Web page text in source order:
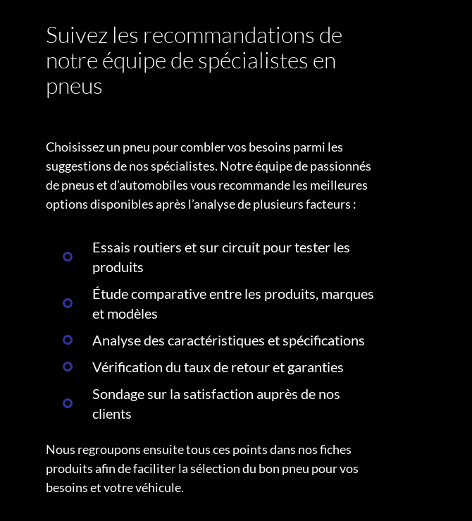
Suivez les recommandations de
notre équipe de spécialistes en
pneus
Choisissez un pneu pour combler vos besoins parmi les
suggestions de nos spécialistes. Notre équipe de passionnés
de pneus et d’automobiles vous recommande les meilleures
options disponibles après l’analyse de plusieurs facteurs :
Essais routiers et sur circuit pour tester les
produits
Étude comparative entre les produits, marques
et modèles
Analyse des caractéristiques et spécifications
Vérification du taux de retour et garanties
Sondage sur la satisfaction auprès de nos
clients
Nous regroupons ensuite tous ces points dans nos fiches
produits afin de faciliter la sélection du bon pneu pour vos
besoins et votre véhicule.